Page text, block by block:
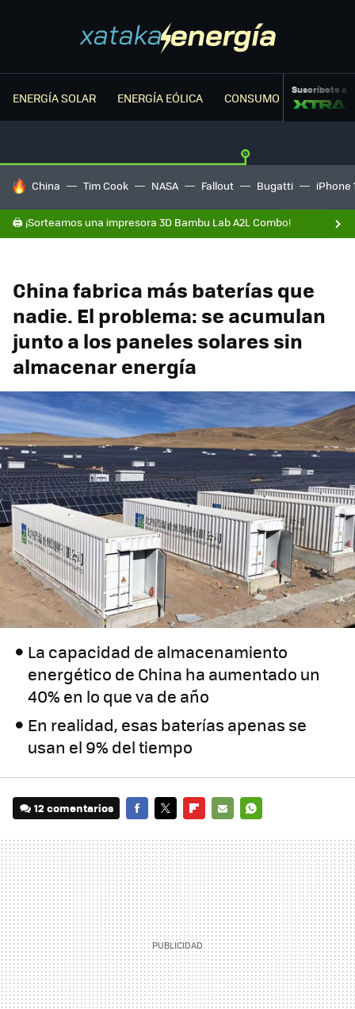
ENERGÍA SOLAR ENERGÍA EÓLICA CONSUMO ENERGÉTICO
Suscríbete a
HOY SE HABLA DE
China Tim Cook NASA Fallout Bugatti iPhone
🖨️ ¡Sorteamos una impresora 3D Bambu Lab A2L Combo!
China fabrica más baterías que
nadie. El problema: se acumulan
junto a los paneles solares sin
almacenar energía
La capacidad de almacenamiento
energético de China ha aumentado un
40% en lo que va de año
En realidad, esas baterías apenas se
usan el 9% del tiempo
12 comentarios
MAIL